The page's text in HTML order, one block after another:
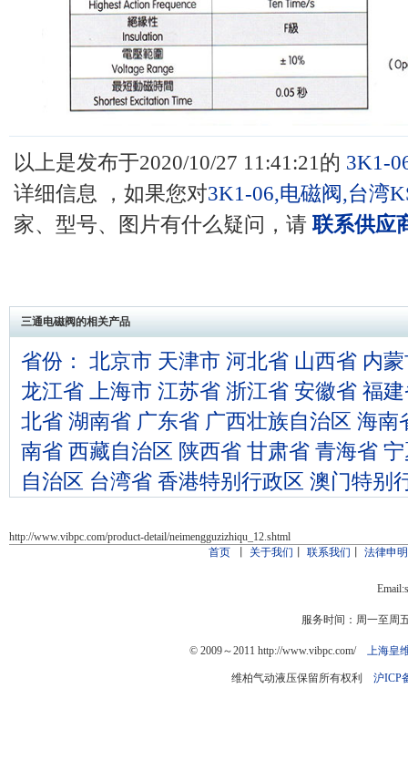
以上是发布于2020/10/27 11:41:21的 3K1-
详细信息 ，如果您对3K1-06,电磁阀,台湾
家、型号、图片有什么疑问，请联系供应
三通电磁阀的相关产品
省份： 北京市 天津市 河北省 山西省 内
龙江省 上海市 江苏省 浙江省 安徽省 福
北省 湖南省 广东省 广西壮族自治区 海南
南省 西藏自治区 陕西省 甘肃省 青海省
自治区 台湾省 香港特别行政区 澳门特别
http://www.vibpc.com/product-detail/neimengguzizhiqu_12.shtml
首页
关于我们 丨联系我们 丨法律申明
服务时间：周一至周
© 2009～2011 http://www.vibpc.com/ 上海皇
维柏气动液压保留所有权利 沪ICP